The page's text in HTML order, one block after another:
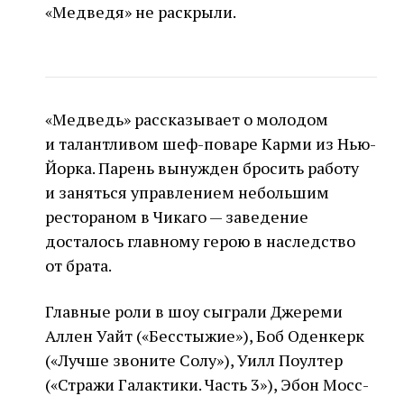
«Медведя» не раскрыли.
«Медведь» рассказывает о молодом
и талантливом шеф-поваре Карми из Нью-
Йорка. Парень вынужден бросить работу
и заняться управлением небольшим
рестораном в Чикаго — заведение
досталось главному герою в наследство
от брата.
Главные роли в шоу сыграли Джереми
Аллен Уайт («Бесстыжие»), Боб Оденкерк
(«Лучше звоните Солу»), Уилл Поултер
(«Стражи Галактики. Часть 3»), Эбон Мосс-